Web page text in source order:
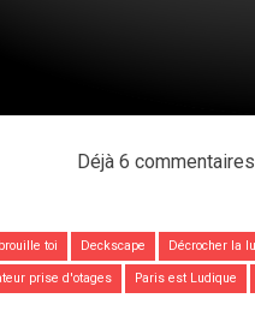
Déjà 6
toi Deckscape Décrocher la
prise d'otages Paris est Ludique